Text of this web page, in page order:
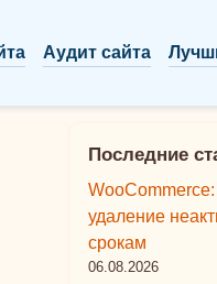
Аудит сайта
Последние
удаление
срокам
06.08.2026